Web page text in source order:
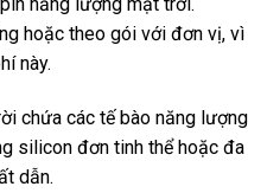
hoặc theo gói với đơn vị, vì
này.
chứa các tế bào năng lượng
silicon đơn tinh thể hoặc đa
dẫn.